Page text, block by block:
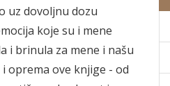
uz dovoljnu dozu
koje su i mene
i brinula za mene i našu
oprema ove knjige - od